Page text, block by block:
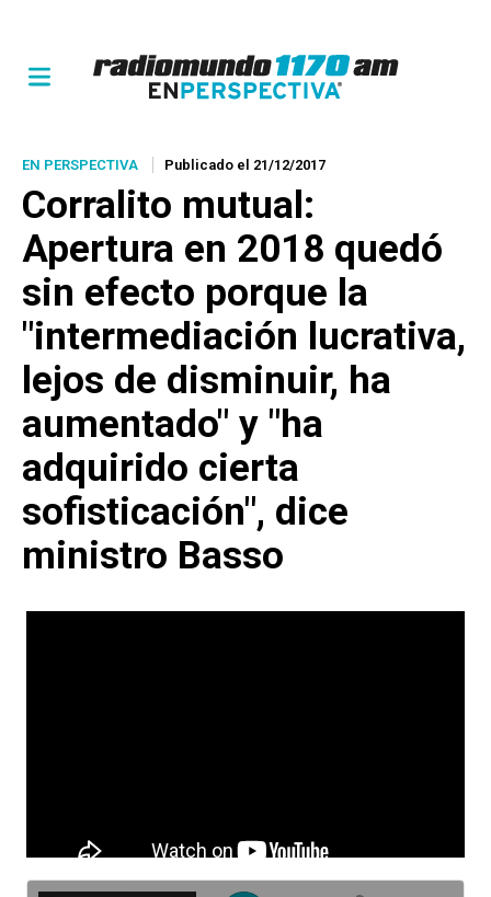
EN PERSPECTIVA Publicado el 21/12/2017
Corralito mutual:
Apertura en 2018 quedó
sin efecto porque la
"intermediación lucrativa,
lejos de disminuir, ha
aumentado" y "ha
adquirido cierta
sofisticación", dice
ministro Basso